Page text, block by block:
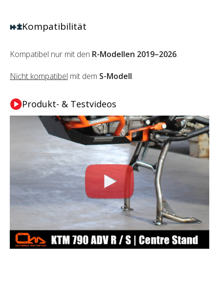
Kompatibilität
Kompatibel nur mit den R-Modellen 2019–2026.
Nicht kompatibel mit dem S-Modell.
Produkt- & Testvideos